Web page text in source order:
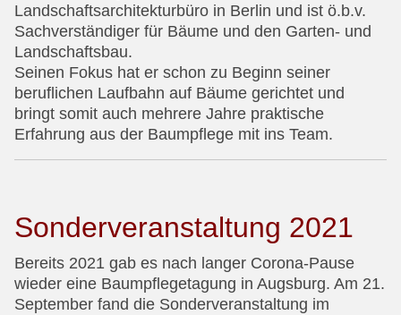
Landschaftsarchitekturbüro in Berlin und ist ö.b.v.
Sachverständiger für Bäume und den Garten- und
Landschaftsbau.
Seinen Fokus hat er schon zu Beginn seiner
beruflichen Laufbahn auf Bäume gerichtet und
bringt somit auch mehrere Jahre praktische
Erfahrung aus der Baumpflege mit ins Team.
Sonderveranstaltung 2021
Bereits 2021 gab es nach langer Corona-Pause
wieder eine Baumpflegetagung in Augsburg. Am 21.
September fand die Sonderveranstaltung im